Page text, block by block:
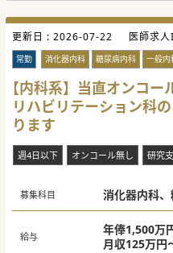
更新日 : 2026-07-22 医師求
常勤 消化器内科 糖尿病内科 一般内
【内科系】当直オンコ
リハビリテーション科
ります
週4日以下 オンコール無し 研究
募集科目 消化器内科
給与
年俸1,500万
月収125万円